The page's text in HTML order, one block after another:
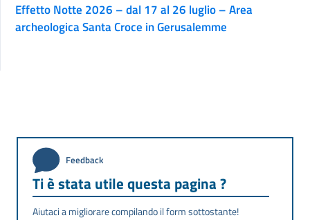
Effetto Notte 2026 – dal 17 al 26 luglio – Area
archeologica Santa Croce in Gerusalemme
Feedback
Ti è stata utile questa pagina ?
Aiutaci a migliorare compilando il form sottostante!